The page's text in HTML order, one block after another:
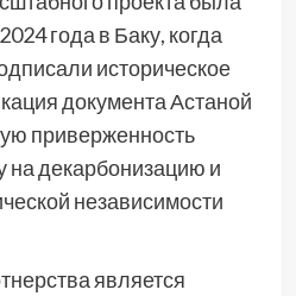
года в Баку, когда
историческое
документа Астаной
приверженность
на декарбонизацию и
независимости
является